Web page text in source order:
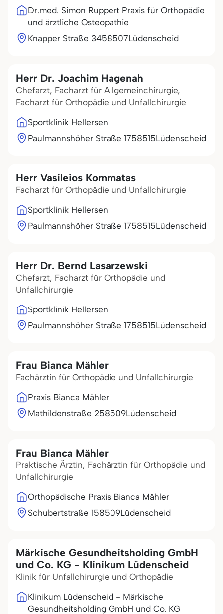
Dr.med. Simon Ruppert Praxis für Orthopädie
und ärztliche Osteopathie
Knapper Straße 3458507Lüdenscheid
Herr Dr. Joachim Hagenah
Chefarzt, Facharzt für Allgemeinchirurgie,
Facharzt für Orthopädie und Unfallchirurgie
Sportklinik Hellersen
Paulmannshöher Straße 1758515Lüdenscheid
Herr Vasileios Kommatas
Facharzt für Orthopädie und Unfallchirurgie
Sportklinik Hellersen
Paulmannshöher Straße 1758515Lüdenscheid
Herr Dr. Bernd Lasarzewski
Chefarzt, Facharzt für Orthopädie und
Unfallchirurgie
Sportklinik Hellersen
Paulmannshöher Straße 1758515Lüdenscheid
Frau Bianca Mähler
Fachärztin für Orthopädie und Unfallchirurgie
Praxis Bianca Mähler
Mathildenstraße 258509Lüdenscheid
Frau Bianca Mähler
Praktische Ärztin, Fachärztin für Orthopädie und
Unfallchirurgie
Orthopädische Praxis Bianca Mähler
Schubertstraße 158509Lüdenscheid
Märkische Gesundheitsholding GmbH
und Co. KG - Klinikum Lüdenscheid
Klinik für Unfallchirurgie und Orthopädie
Klinikum Lüdenscheid - Märkische
Gesundheitsholding GmbH und Co. KG